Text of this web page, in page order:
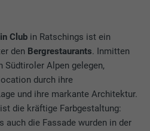
Club in Ratschings ist ein
den Bergrestaurants. Inmitten
Südtiroler Alpen gelegen,
durch ihre
und ihre markante Architektur.
die kräftige Farbgestaltung:
auch die Fassade wurden in der